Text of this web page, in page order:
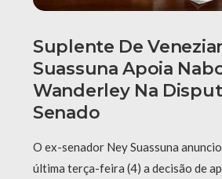
Suplente De
Suassuna Apoia
Wanderley Na
Senado
O ex-senador Ney Suassuna
última terça-feira (4) a decisão de